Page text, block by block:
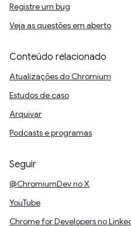
Registre um bug
Veja as questões em aberto
Conteúdo relacionado
Atualizações do Chromium
Estudos de caso
Arquivar
Podcasts e programas
Seguir
@ChromiumDev no X
YouTube
Chrome for Developers no